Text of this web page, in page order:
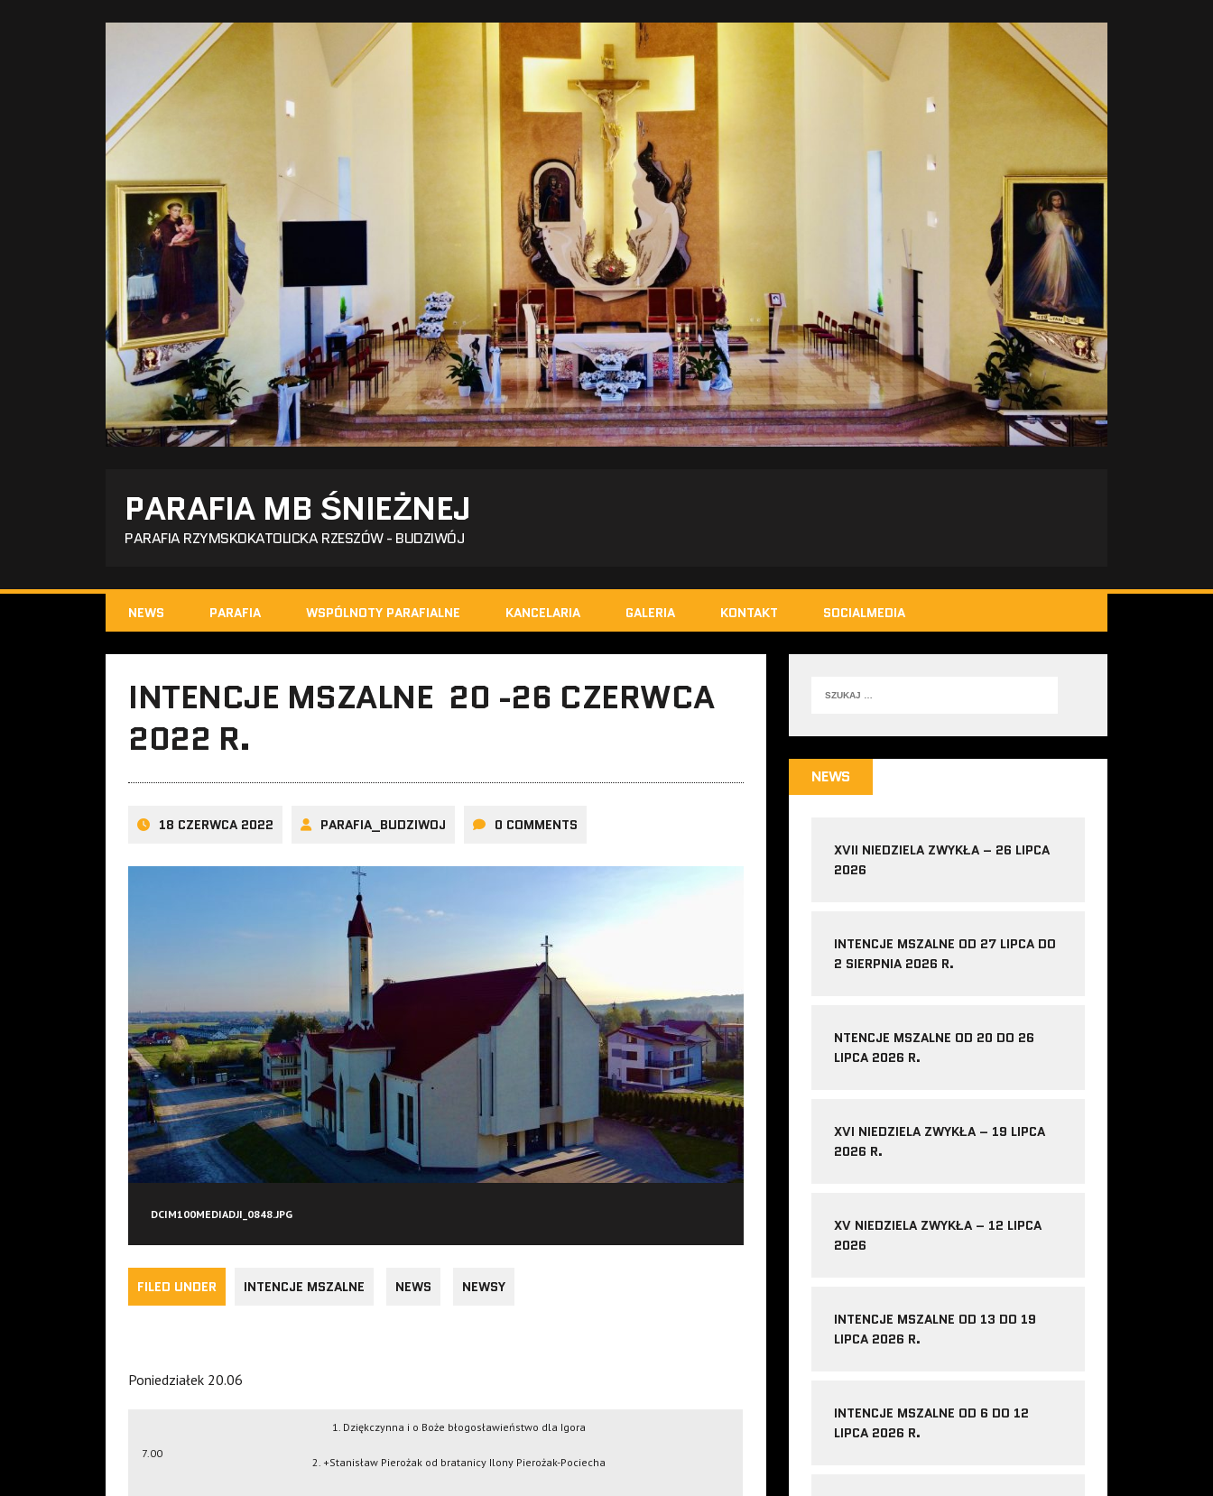
PARAFIA MB ŚNIEŻNEJ
PARAFIA RZYMSKOKATOLICKA RZESZÓW - BUDZIWÓJ
NEWS PARAFIA WSPÓLNOTY PARAFIALNE KANCELARIA GALERIA KONTAKT SOCIALMEDIA
INTENCJE MSZALNE 20 -26 CZERWCA
2022 R.
18 CZERWCA 2022 PARAFIA_BUDZIWOJ 0 COMMENTS
DCIM100MEDIADJI_0848.JPG
FILED UNDER INTENCJE MSZALNE NEWS NEWSY
Poniedziałek 20.06
7.00
1. Dziękczynna i o Boże błogosławieństwo dla Igora
2. +Stanisław Pierożak od bratanicy Ilony Pierożak-Pociecha
NEWS
XVII NIEDZIELA ZWYKŁA – 26 LIPCA
2026
INTENCJE MSZALNE OD 27 LIPCA DO
2 SIERPNIA 2026 R.
NTENCJE MSZALNE OD 20 DO 26
LIPCA 2026 R.
XVI NIEDZIELA ZWYKŁA – 19 LIPCA
2026 R.
XV NIEDZIELA ZWYKŁA – 12 LIPCA
2026
INTENCJE MSZALNE OD 13 DO 19
LIPCA 2026 R.
INTENCJE MSZALNE OD 6 DO 12
LIPCA 2026 R.